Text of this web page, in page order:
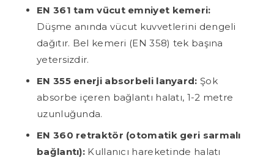
EN 361 tam vücut emniyet kemeri:
Düşme anında vücut kuvvetlerini dengeli
dağıtır. Bel kemeri (EN 358) tek başına
yetersizdir.
EN 355 enerji absorbeli lanyard: Şok
absorbe içeren bağlantı halatı, 1-2 metre
uzunluğunda.
EN 360 retraktör (otomatik geri sarmalı
bağlantı): Kullanıcı hareketinde halatı